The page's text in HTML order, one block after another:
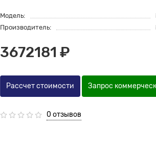
Модель:
Производитель:
3672181 ₽
Рассчет стоимости Запрос
0 отзывов